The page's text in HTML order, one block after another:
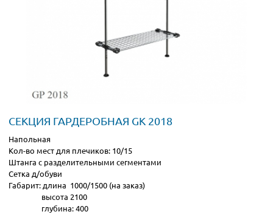
СЕКЦИЯ ГАРДЕРОБНАЯ GK 2018
Напольная
Кол-во мест для плечиков: 10/15
Штанга с разделительными сегментами
Сетка д/обуви
Габарит: длина 1000/1500 (на заказ)
высота 2100
глубина: 400